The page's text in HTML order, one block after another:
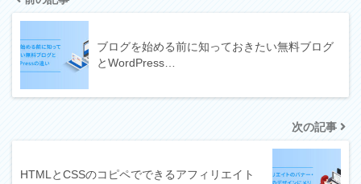
ブログを始める前に知っておきたい無料ブログ
とWordPress…
次の記事
HTMLとCSSのコピペでできるアフィリエイト